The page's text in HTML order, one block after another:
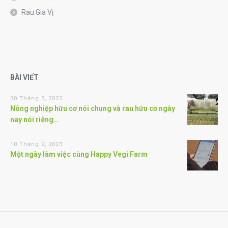
Rau Gia Vị
BÀI VIẾT
30 Tháng 3, 2023
Nông nghiệp hữu cơ nói chung và rau hữu cơ ngày
nay nói riêng…
10 Tháng 2, 2023
Một ngày làm việc cùng Happy Vegi Farm